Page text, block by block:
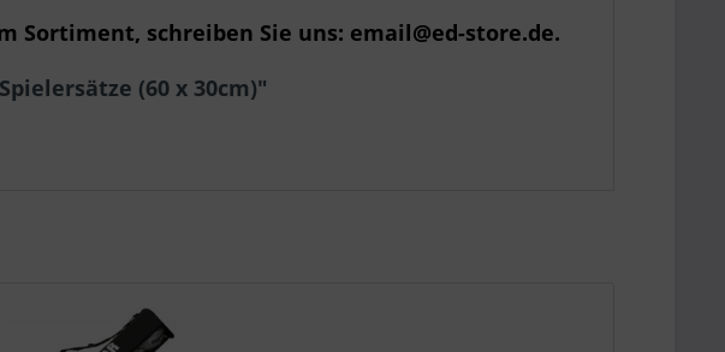
Sortiment, schreiben Sie uns: email@ed-store.de.
(60 x 30cm)"